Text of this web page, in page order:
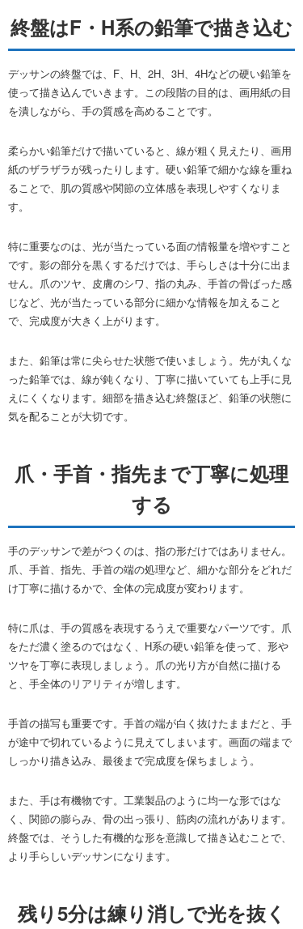
終盤はF・H系の鉛筆で描き込む
デッサンの終盤では、F、H、2H、3H、4Hなどの硬い鉛筆を
使って描き込んでいきます。この段階の目的は、画用紙の目
を潰しながら、手の質感を高めることです。
柔らかい鉛筆だけで描いていると、線が粗く見えたり、画用
紙のザラザラが残ったりします。硬い鉛筆で細かな線を重ね
ることで、肌の質感や関節の立体感を表現しやすくなりま
す。
特に重要なのは、光が当たっている面の情報量を増やすこと
です。影の部分を黒くするだけでは、手らしさは十分に出ま
せん。爪のツヤ、皮膚のシワ、指の丸み、手首の骨ばった感
じなど、光が当たっている部分に細かな情報を加えること
で、完成度が大きく上がります。
また、鉛筆は常に尖らせた状態で使いましょう。先が丸くな
った鉛筆では、線が鈍くなり、丁寧に描いていても上手に見
えにくくなります。細部を描き込む終盤ほど、鉛筆の状態に
気を配ることが大切です。
爪・手首・指先まで丁寧に処理
する
手のデッサンで差がつくのは、指の形だけではありません。
爪、手首、指先、手首の端の処理など、細かな部分をどれだ
け丁寧に描けるかで、全体の完成度が変わります。
特に爪は、手の質感を表現するうえで重要なパーツです。爪
をただ濃く塗るのではなく、H系の硬い鉛筆を使って、形や
ツヤを丁寧に表現しましょう。爪の光り方が自然に描ける
と、手全体のリアリティが増します。
手首の描写も重要です。手首の端が白く抜けたままだと、手
が途中で切れているように見えてしまいます。画面の端まで
しっかり描き込み、最後まで完成度を保ちましょう。
また、手は有機物です。工業製品のように均一な形ではな
く、関節の膨らみ、骨の出っ張り、筋肉の流れがあります。
終盤では、そうした有機的な形を意識して描き込むことで、
より手らしいデッサンになります。
残り5分は練り消しで光を抜く